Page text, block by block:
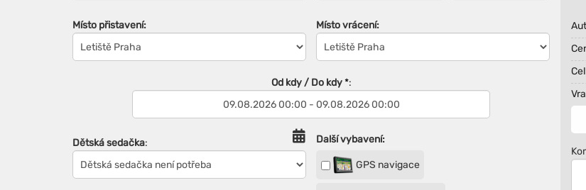
Místo přistavení: Místo vrácení:
Od kdy / Do kdy *:
Dětská sedačka: Další vybavení:
GPS navigace